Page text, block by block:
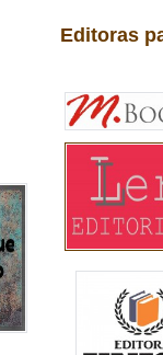
Editoras